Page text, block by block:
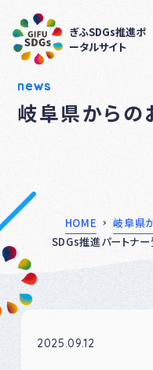
ぎふSDGs推進ポ
ータルサイト
news
岐阜県からの
HOME 岐阜県
SDGs推進パートナ
2025.09.12